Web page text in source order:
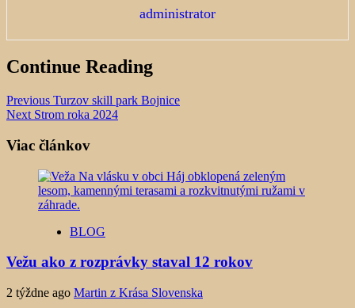
administrator
Continue Reading
Previous Turzov skill park Bojnice
Next Strom roka 2024
Viac článkov
BLOG
Vežu ako z rozprávky staval 12 rokov
2 týždne ago Martin z Krása Slovenska